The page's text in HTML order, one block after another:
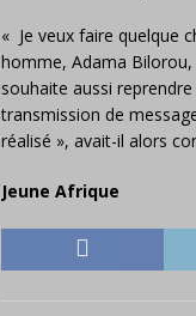
« Je veux faire quelque
homme, Adama Bilorou,
souhaite aussi
transmission de
réalisé », avait-il alors
Jeune Afrique